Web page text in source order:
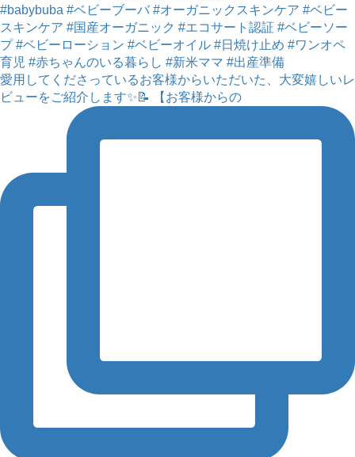
愛用してくださっているお客様からいただいた、大変嬉しいレ
ビューをご紹介します✨📝 【お客様からの